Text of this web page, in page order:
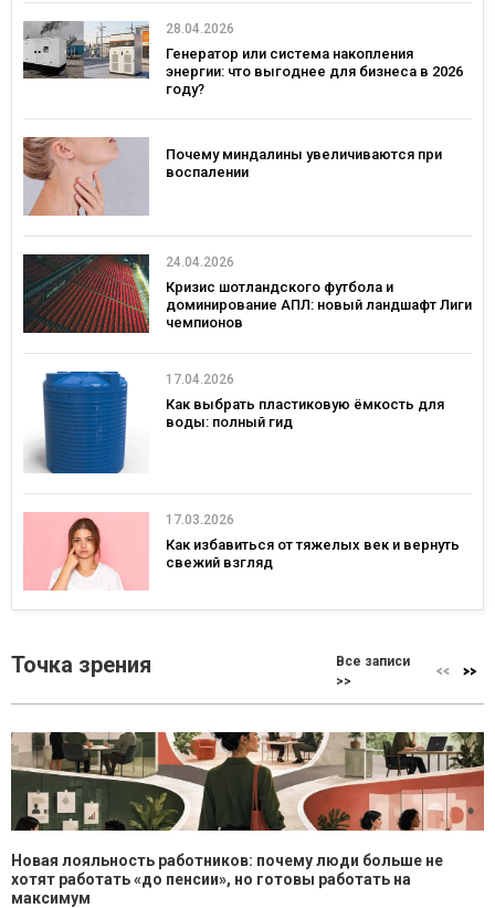
28.04.2026
Генератор или система накопления
энергии: что выгоднее для бизнеса в 2026
году?
Почему миндалины увеличиваются при
воспалении
24.04.2026
Кризис шотландского футбола и
доминирование АПЛ: новый ландшафт Лиги
чемпионов
17.04.2026
Как выбрать пластиковую ёмкость для
воды: полный гид
17.03.2026
Как избавиться от тяжелых век и вернуть
свежий взгляд
Точка зрения
Все записи
>>
Новая лояльность работников: почему люди больше не
хотят работать «до пенсии», но готовы работать на
максимум